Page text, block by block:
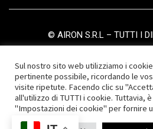
© AIRON S.R.L – TUTTI I
Sul nostro sito web utilizziamo i
pertinente possibile, ricordando le
visite ripetute. Facendo clic su
all'utilizzo di TUTTI i cookie. Tuttavia,
"Impostazioni dei cookie" per fornire